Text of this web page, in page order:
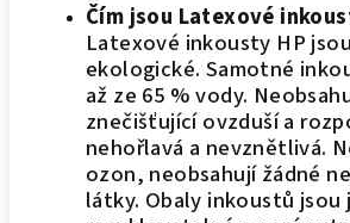
Čím jsou Latexové
Latexové inkousty HP
ekologické. Samotné
až ze 65 % vody.
znečišťující ovzduší a
nehořlavá a nevznětlivá.
ozon, neobsahují žádné
látky. Obaly inkoustů jsou